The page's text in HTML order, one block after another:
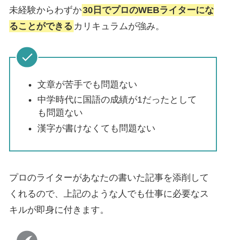
未経験からわずか30日でプロのWEBライターにな
ることができる カリキュラムが強み。
文章が苦手でも問題ない
中学時代に国語の成績が1だったとして
も問題ない
漢字が書けなくても問題ない
プロのライターがあなたの書いた記事を添削して
くれるので、上記のような人でも仕事に必要なス
キルが即身に付きます。